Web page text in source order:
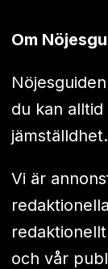
Om
du kan
jämställdhet.
Vi är
och vår